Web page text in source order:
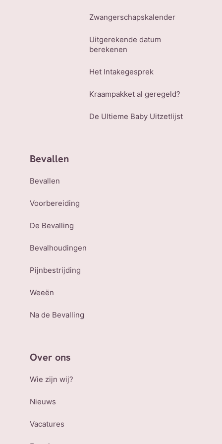
Zwangerschapskalender
Uitgerekende datum
berekenen
Het Intakegesprek
Kraampakket al geregeld?
De Ultieme Baby Uitzetlijst
Bevallen
Bevallen
Voorbereiding
De Bevalling
Bevalhoudingen
Pijnbestrijding
Weeën
Na de Bevalling
Over ons
Wie zijn wij?
Nieuws
Vacatures